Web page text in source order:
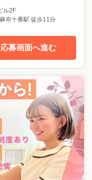
ル2F
布十番駅 徒歩11分
応募画面へ進む